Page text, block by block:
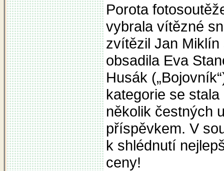
Porota
vybrala vítězné
zvítězil Jan Miklín
obsadila Eva
Husák
kategorie se
několik čestných
příspěvkem. V
k shlédnutí